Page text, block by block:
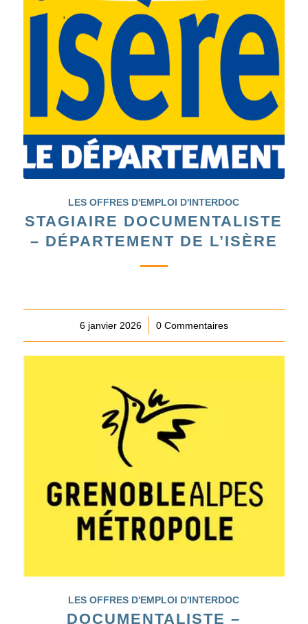
LES OFFRES D'EMPLOI D'INTERDOC
STAGIAIRE DOCUMENTALISTE
– DÉPARTEMENT DE L’ISÈRE
6 janvier 2026
/ 0 Commentaires
LES OFFRES D'EMPLOI D'INTERDOC
DOCUMENTALISTE –